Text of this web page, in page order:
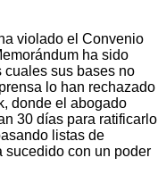
violado el Convenio
ha sido
cuales sus bases no
lo han rechazado
donde el abogado
30 días para ratificarlo
listas de
sucedido con un poder